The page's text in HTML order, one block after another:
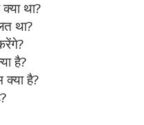
था?
था?
है?
है?